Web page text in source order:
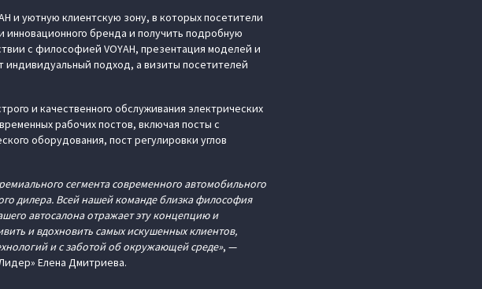
и уютную клиентскую зону, в которых посетители
бренда и получить подробную
с философией VOYAH, презентация моделей и
индивидуальный подход, а визиты посетителей
и качественного обслуживания электрических
рабочих постов, включая посты с
оборудования, пост регулировки углов
сегмента современного автомобильного
дилера. Всей нашей команде близка философия
автосалона отражает эту концепцию и
и вдохновить самых искушенных клиентов,
и с заботой об окружающей среде», —
Елена Дмитриева.